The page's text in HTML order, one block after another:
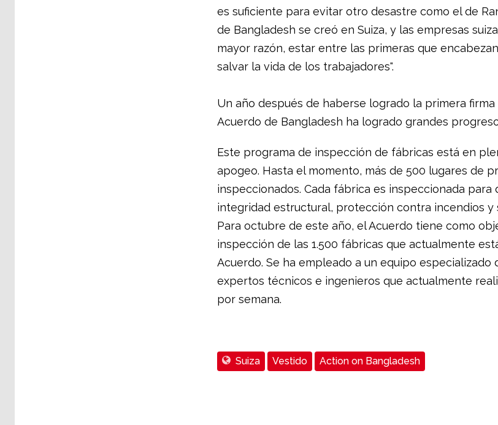
es suficiente para evitar otro desastre como el de
de Bangladesh se creó en Suiza, y las empresas
mayor razón, estar entre las primeras que
salvar la vida de los trabajadores".
Un año después de haberse logrado la primera firma
Acuerdo de Bangladesh ha logrado grandes
Este programa de inspección de fábricas está en
apogeo. Hasta el momento, más de 500 lugares de
inspeccionados. Cada fábrica es inspeccionada para
integridad estructural, protección contra incendios y
Para octubre de este año, el Acuerdo tiene como
inspección de las 1.500 fábricas que actualmente
Acuerdo. Se ha empleado a un equipo especializado
expertos técnicos e ingenieros que actualmente
por semana.
Suiza Vestido Action on Bangladesh